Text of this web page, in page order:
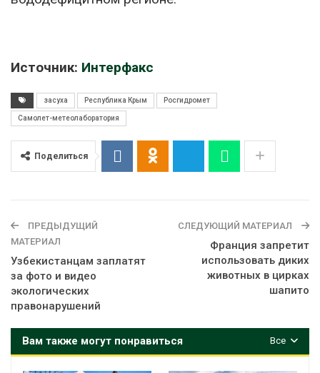
Источник: Интерфакс
засуха Республика Крым Росгидромет
Самолет-метеолаборатория
Поделиться
ПРЕДЫДУЩИЙ
МАТЕРИАЛ
Узбекистанцам заплатят
за фото и видео
экологических
правонарушений
СЛЕДУЮЩИЙ МАТЕРИАЛ
Франция запретит
использовать диких
животных в цирках
шапито
Все
Вам также могут понравиться